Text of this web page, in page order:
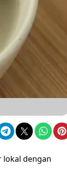
lokal dengan